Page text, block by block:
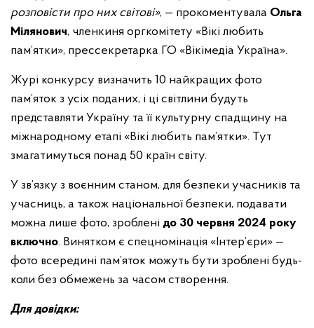
розповісти про них світові», — прокоментувала Ольга
Мілянович, членкиня оргкомітету «Вікі любить
пам’ятки», прессекретарка ГО «Вікімедіа Україна».
Журі конкурсу визначить 10 найкращих фото
пам’яток з усіх поданих, і ці світлини будуть
представляти Україну та її культурну спадщину на
міжнародному етапі «Вікі любить пам’ятки». Тут
змагатимуться понад 50 країн світу.
У зв’язку з воєнним станом, для безпеки учасників та
учасниць, а також національної безпеки, подавати
можна лише фото, зроблені до 30 червня 2024 року
включно. Винятком є спецномінація «Інтер’єри» —
фото всередині пам’яток можуть бути зроблені будь-
коли без обмежень за часом створення.
Для довідки: